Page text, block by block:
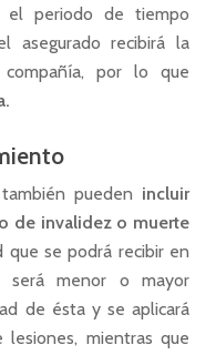
el periodo de tiempo
asegurado recibirá la
por lo que
pueden incluir
de invalidez o muerte
que se podrá recibir en
será menor o mayor
de ésta y se aplicará
mientras que